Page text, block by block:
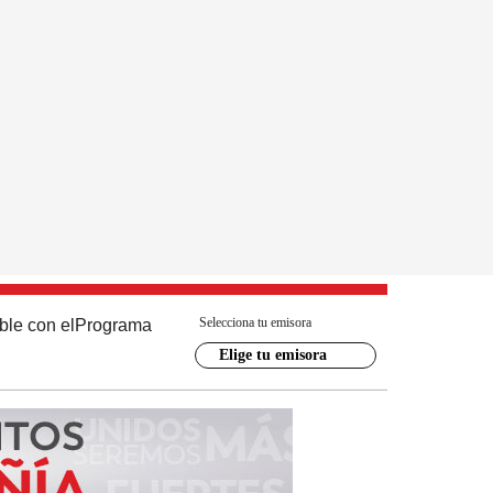
con el Programa Selecciona tu emisora
Elige tu emisora